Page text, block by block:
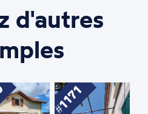
d'autres
1171